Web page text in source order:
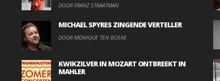
DOOR FRANZ STRAATMAN
MICHAEL SPYRES ZINGENDE VERTELLER
DOOR MONIQUE TEN BOSKE
KWIKZILVER IN MOZART ONTBREEKT IN
MAHLER